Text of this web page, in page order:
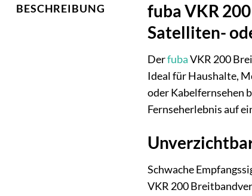
BESCHREIBUNG
fuba VKR
Satelliten-
DerfubaVKR 200
Ideal für Haushalte,
oder Kabelfernsehen
Fernseherlebnis auf
Schwache
VKR 200